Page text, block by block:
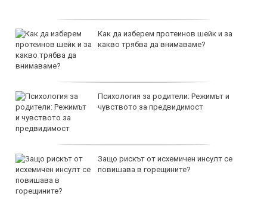
Как да изберем протеинов шейк и за
какво трябва да внимаваме?
Психология за родители: Режимът и
чувството за предвидимост
Защо рискът от исхемичен инсулт се
повишава в горещините?